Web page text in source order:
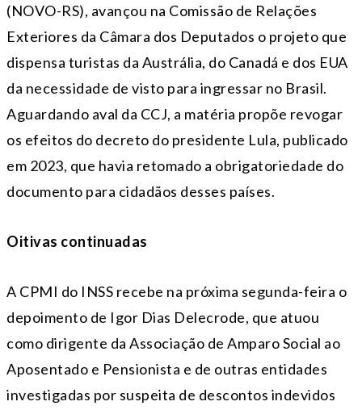
(NOVO-RS), avançou na Comissão de Relações
Exteriores da Câmara dos Deputados o projeto que
dispensa turistas da Austrália, do Canadá e dos EUA
da necessidade de visto para ingressar no Brasil.
Aguardando aval da CCJ, a matéria propõe revogar
os efeitos do decreto do presidente Lula, publicado
em 2023, que havia retomado a obrigatoriedade do
documento para cidadãos desses países.
Oitivas continuadas
A CPMI do INSS recebe na próxima segunda-feira o
depoimento de Igor Dias Delecrode, que atuou
como dirigente da Associação de Amparo Social ao
Aposentado e Pensionista e de outras entidades
investigadas por suspeita de descontos indevidos